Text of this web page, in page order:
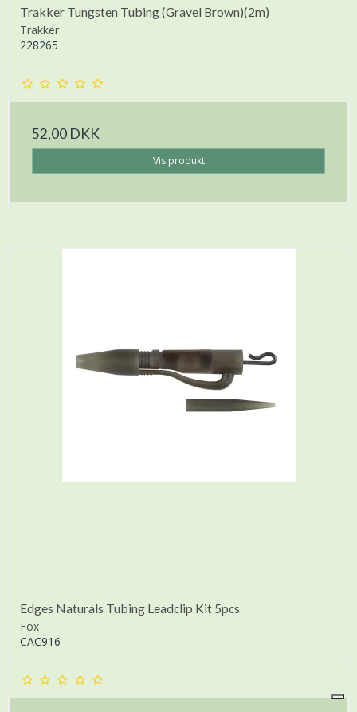
Trakker Tungsten Tubing (Gravel Brown)(2m)
Trakker
228265
52,00 DKK
Vis produkt
Edges Naturals Tubing Leadclip Kit 5pcs
Fox
CAC916